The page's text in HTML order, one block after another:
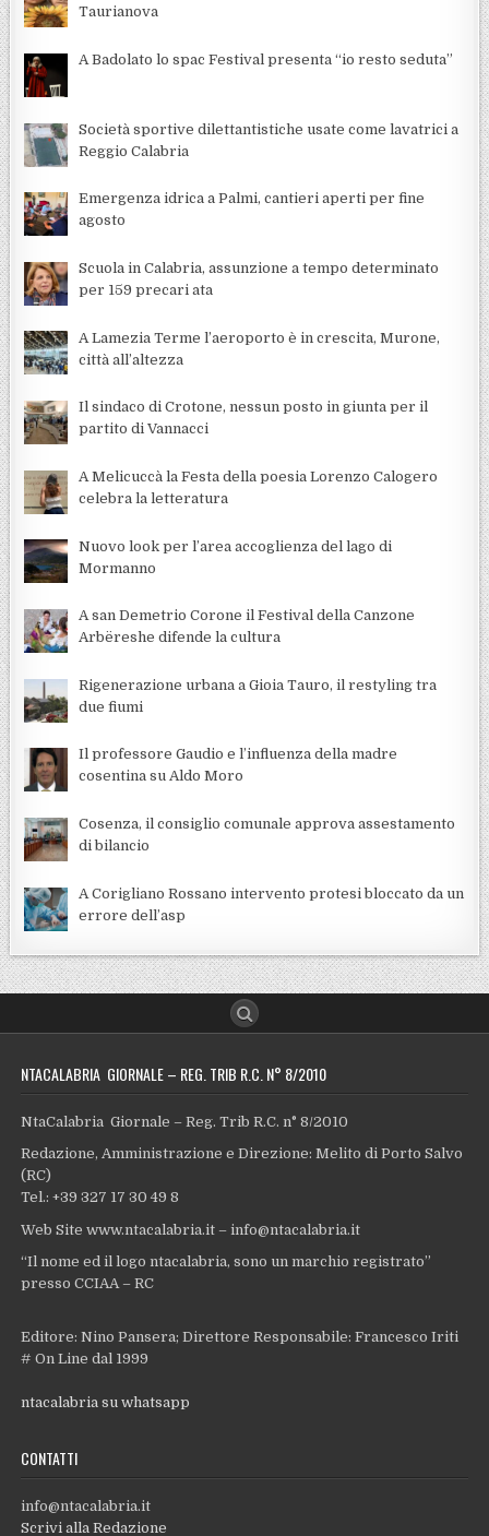
Taurianova
A Badolato lo spac Festival presenta “io resto seduta”
Società sportive dilettantistiche usate come lavatrici a
Reggio Calabria
Emergenza idrica a Palmi, cantieri aperti per fine
agosto
Scuola in Calabria, assunzione a tempo determinato
per 159 precari ata
A Lamezia Terme l’aeroporto è in crescita, Murone,
città all’altezza
Il sindaco di Crotone, nessun posto in giunta per il
partito di Vannacci
A Melicuccà la Festa della poesia Lorenzo Calogero
celebra la letteratura
Nuovo look per l’area accoglienza del lago di
Mormanno
A san Demetrio Corone il Festival della Canzone
Arbëreshe difende la cultura
Rigenerazione urbana a Gioia Tauro, il restyling tra
due fiumi
Il professore Gaudio e l’influenza della madre
cosentina su Aldo Moro
Cosenza, il consiglio comunale approva assestamento
di bilancio
A Corigliano Rossano intervento protesi bloccato da un
errore dell’asp
NTACALABRIA GIORNALE – REG. TRIB R.C. N° 8/2010
NtaCalabria Giornale – Reg. Trib R.C. n° 8/2010
Redazione, Amministrazione e Direzione: Melito di Porto Salvo
(RC)
Tel.: +39 327 17 30 49 8
Web Site www.ntacalabria.it – info@ntacalabria.it
“Il nome ed il logo ntacalabria, sono un marchio registrato”
presso CCIAA – RC
Editore: Nino Pansera; Direttore Responsabile: Francesco Iriti
# On Line dal 1999
ntacalabria su whatsapp
CONTATTI
info@ntacalabria.it
Scrivi alla Redazione